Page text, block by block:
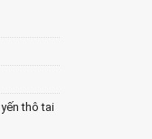
yến thô tai